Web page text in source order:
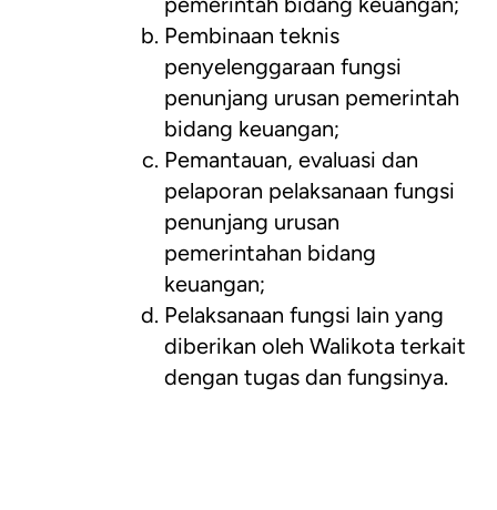
Pembinaan teknis
penyelenggaraan fungsi
penunjang urusan pemerintah
bidang keuangan;
Pemantauan, evaluasi dan
pelaporan pelaksanaan fungsi
penunjang urusan
pemerintahan bidang
keuangan;
Pelaksanaan fungsi lain yang
diberikan oleh Walikota terkait
dengan tugas dan fungsinya.